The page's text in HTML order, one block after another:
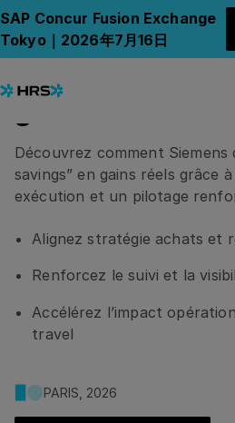
SAP Concur Fusion Exchange
Tokyo｜2026年7月16日
Étude de cas –
comment
économies
Découvrez comment
savings” en gains réels grâce
exécution et un pilotage
Alignez stratégie achats et
Renforcez le suivi et la
Accélérez l’impact
travel
PARIS, 2026